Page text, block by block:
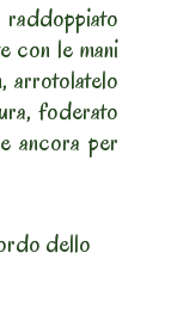
con le mani
arrotolatelo
foderato
ancora per
dello